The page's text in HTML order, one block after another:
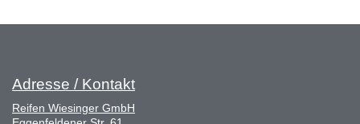
Adresse / Kontakt
Reifen Wiesinger GmbH